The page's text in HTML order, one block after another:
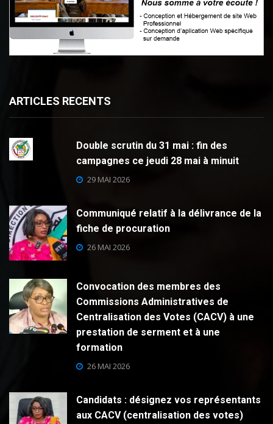
ARTICLES RECENTS
Double scrutin du 31 mai : fin des
campagnes ce jeudi 28 mai à minuit
29 MAI 2026
Communiqué relatif à la délivrance de la
fiche de procuration
26 MAI 2026
Convocation des membres des
Commissions Administratives de
Centralisation des Votes (CACV) à une
prestation de serment et à une
formation
26 MAI 2026
Candidats : désignez vos représentants
aux CACV (centralisation des votes)